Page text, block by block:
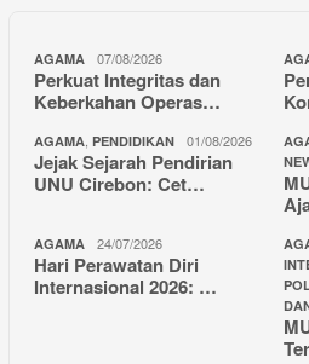
AGAMA 07/08/2026
Perkuat Integritas dan
Keberkahan Operas…
AGAMA, PENDIDIKAN 01/08/2026
Jejak Sejarah Pendirian
UNU Cirebon: Cet…
AGAMA 24/07/2026
Hari Perawatan Diri
Internasional 2026: …